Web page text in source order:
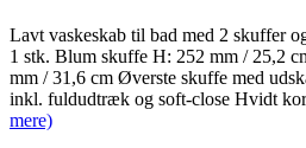
Lavt vaskeskab til bad med 2 skuffer
1 stk. Blum skuffe H: 252 mm / 25,2
mm / 31,6 cm Øverste skuffe med
inkl. fuldudtræk og soft-close Hvidt
mere)